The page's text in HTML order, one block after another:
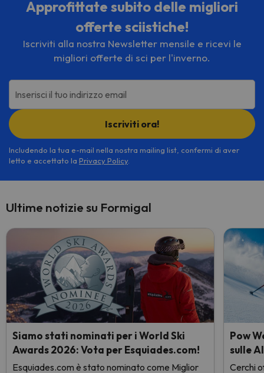
Approfittate subito delle migliori
offerte sciistiche!
Iscriviti alla nostra Newsletter mensile e ricevi le
migliori offerte di sci per l'inverno.
Inserisci il tuo indirizzo email
Iscriviti ora!
Includendo la tua e-mail nella nostra mailing list, confermi di aver
letto e accettato la Privacy Policy.
Ultime notizie su Formigal
Siamo stati nominati per i World Ski
Awards 2026: Vota per Esquiades.com!
Esquiades.com è stato nominato come Miglior
Pow
sulle
Cerchi